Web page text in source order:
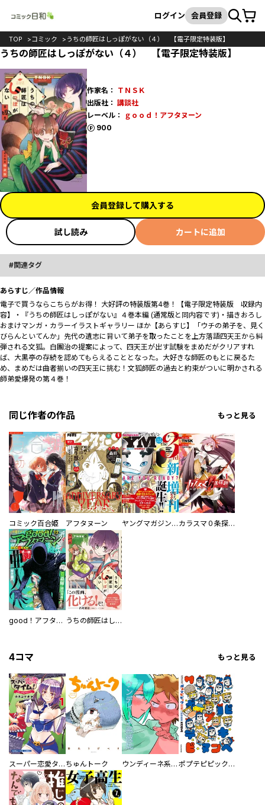
検索
ログイン 会員登録カート
TOP コミック うちの師匠はしっぽがない（４） 【電子限定特装版】
うちの師匠はしっぽがない（４） 【電子限定特装版】
作家名：
ＴＮＳＫ
出版社： 講談社
レーベル：
ｇｏｏｄ！アフタヌーン
900
ポイント
会員登録して購入する
試し読み カートに追加
関連タグ
あらすじ／作品情報
電子で買うならこちらがお得！ 大好評の特装版第4巻！【電子限定特装版 収録内
容】・『うちの師匠はしっぽがない』４巻本編 (通常版と同内容です)・描きおろし
おまけマンガ・カラーイラストギャラリー ほか【あらすじ】「ウチの弟子を、見く
びらんといてんか」先代の遺志に背いて弟子を取ったことを上方落語四天王から糾
弾される文狐。白團治の提案によって、四天王が出す試験をまめだがクリアすれ
ば、大黒亭の存続を認めてもらえることとなった。大好きな師匠のもとに戻るた
め、まめだは曲者揃いの四天王に挑む――！文狐師匠の過去と約束がついに明かされる
師弟愛爆発の第４巻！
同じ作者の作品 もっと見る
コミック百合姫 アフタヌーン ヤングマガジン サード カラスマ０条探題 －魔法少女大戦－
good！アフタヌーン うちの師匠はしっぽがない
4コマ もっと見る
スーパー恋愛タイム！～現場でドＳな彼女は自宅でデレる～ ちゅんトーク ウンディーネ系彼氏 ポプテピピック SEASON EIGHT